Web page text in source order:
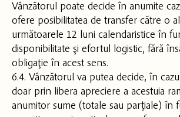
Vânzătorul poate decide în anumite
ofere posibilitatea de transfer către o
următoarele 12 luni calendaristice în
disponibilitate şi efortul logistic, fără
obligaţie în acest sens.
6.4. Vânzătorul va putea decide, în
doar prin libera apreciere a acestuia
anumitor sume (totale sau parțiale) în